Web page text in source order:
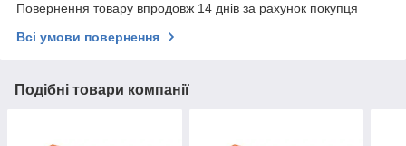
Повернення товару впродовж 14 днів за рахунок покупця
Всі умови повернення
Подібні товари компанії